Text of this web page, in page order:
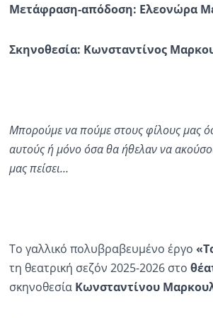
Μετάφραση-απόδοση: Ελεονώρα
Σκηνοθεσία: Κωνσταντίνος
Μπορούμε να πούμε στους φίλους μας
αυτούς ή μόνο όσα θα ήθελαν να
μας πείσει…
Το γαλλικό πολυβραβευμένο έργο
τη θεατρική σεζόν 2025-2026 στο
σκηνοθεσία Κωνσταντίνου